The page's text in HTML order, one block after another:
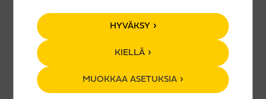
HYVÄKSY
KIELLÄ
MUOKKAA ASETUKSIA
ainutlaatuisesta show’sta Teerenrantaan! 🍸✨